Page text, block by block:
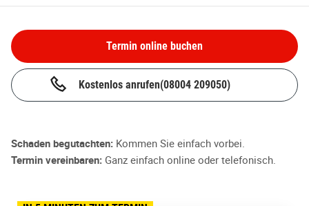
Termin online buchen
Kostenlos anrufen(08004 209050)
Schaden begutachten: Kommen Sie einfach vorbei.
Termin vereinbaren: Ganz einfach online oder telefonisch.